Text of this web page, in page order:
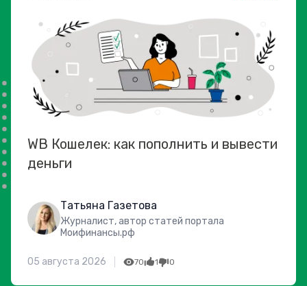
WB Кошелек: как пополнить и вывести
деньги
Татьяна Газетова
Журналист, автор статей портала
Моифинансы.рф
05 августа 2026 70 1 0